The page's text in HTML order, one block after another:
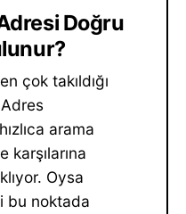
Doğru
çok takıldığı
arama
Oysa
bu noktada